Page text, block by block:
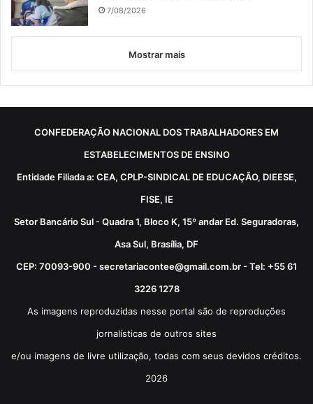
7/08/2026
Mostrar mais
CONFEDERAÇÃO NACIONAL DOS TRABALHADORES EM
ESTABELECIMENTOS DE ENSINO
Entidade Filiada a: CEA, CPLP-SINDICAL DE EDUCAÇÃO, DIEESE,
FISE, IE
Setor Bancário Sul - Quadra 1, Bloco K, 15º andar Ed. Seguradoras,
Asa Sul, Brasília, DF
CEP: 70093-900 - secretariacontee@gmail.com.br - Tel: +55 61
3226 1278
As imagens reproduzidas nesse portal são de reproduções
jornalísticas de outros sites
e/ou imagens de livre utilização, todas com seus devidos créditos.
2026